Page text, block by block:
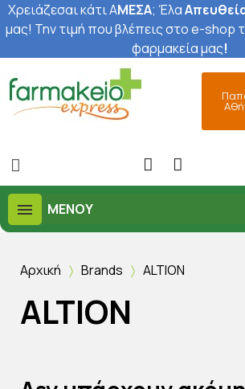
Χρειάζεσαι κάτι ΑΜΕΣΑ; Έλα
μας! Την τιμή που βλέπεις στο e-shop
φαρμακεία μας!
ΜΕΝΟΎ
Αρχική Brands ALTION
ALTION